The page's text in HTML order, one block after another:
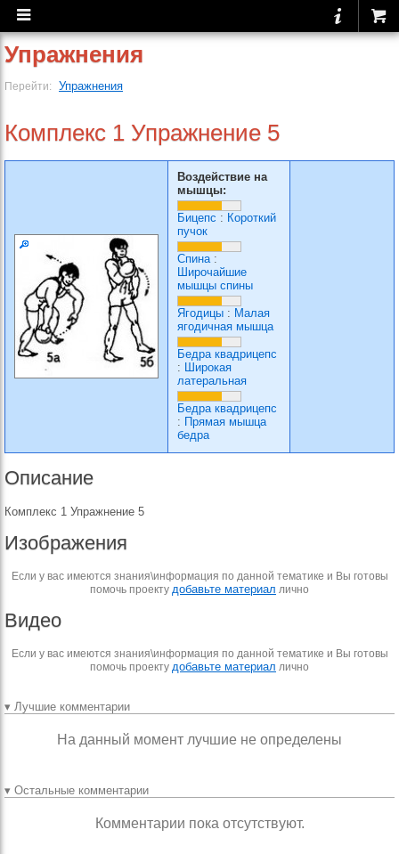
Упражнения
Перейти: Упражнения
Комплекс 1 Упражнение 5
Воздействие на
мышцы:
Бицепс : Короткий
пучок
Спина:
Широчайшие
мышцы спины
Ягодицы : Малая
ягодичная мышца
Бедра квадрицепс
: Широкая
латеральная
Бедра квадрицепс
: Прямая мышца
бедра
Описание
Комплекс 1 Упражнение 5
Изображения
Если у вас имеются знания\информация по данной тематике и Вы готовы
помочь проекту добавьте материал лично
Видео
Если у вас имеются знания\информация по данной тематике и Вы готовы
помочь проекту добавьте материал лично
▾ Лучшие комментарии
На данный момент лучшие не определены
▾ Остальные комментарии
Комментарии пока отсутствуют.